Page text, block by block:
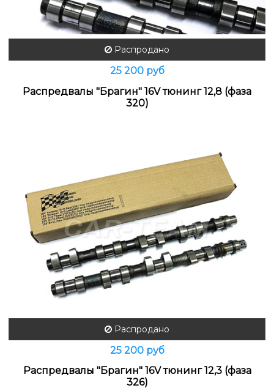
Распродано
25 200 руб
Распредвалы "Брагин" 16V тюнинг 12,8 (фаза
320)
Распродано
25 200 руб
Распредвалы "Брагин" 16V тюнинг 12,3 (фаза
326)